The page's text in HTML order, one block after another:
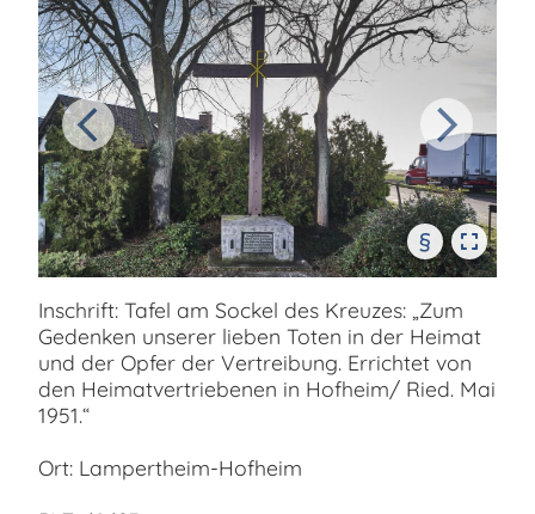
§
Inschrift: Tafel am Sockel des Kreuzes: „Zum
Gedenken unserer lieben Toten in der Heimat
und der Opfer der Vertreibung. Errichtet von
den Heimatvertriebenen in Hofheim/ Ried. Mai
1951.“
Ort: Lampertheim-Hofheim